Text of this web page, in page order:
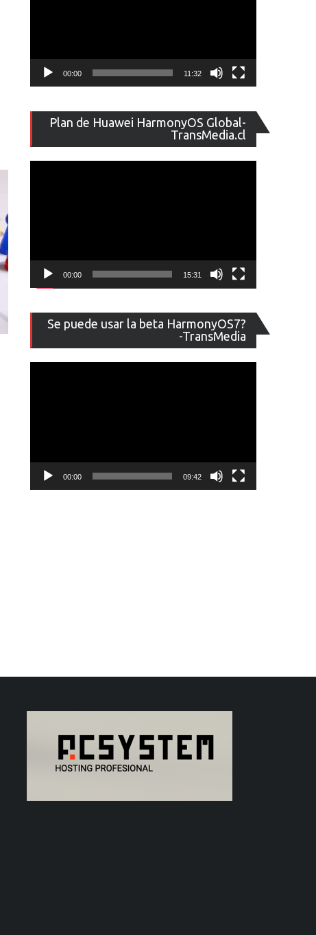
00:00 11:32
Plan de Huawei HarmonyOS Global-
TransMedia.cl
de
vídeo
00:00 15:31
Se puede usar la beta HarmonyOS7?
-TransMedia
de
vídeo
00:00 09:42